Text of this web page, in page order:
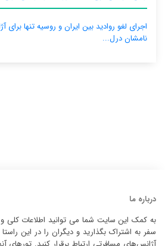
اجرای لغو روادید بین ایران و روسیه تنها برای
نامشان درل...
درباره ما
به کمک این سایت شما می توانید اطلاعات کلی
سفر به اشتراک بگذارید و دیگران را در این